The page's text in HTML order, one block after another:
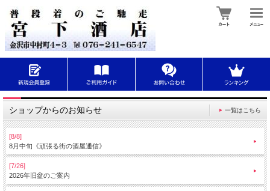
ショップからのお知らせ 一覧はこちら
[8/8]
8月中旬《頑張る街の酒屋通信》
[7/26]
2026年旧盆のご案内